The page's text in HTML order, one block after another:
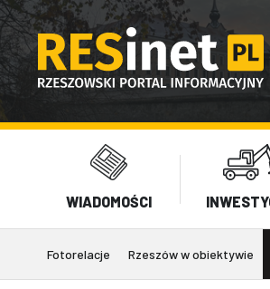
WIADOMOŚCI
Fotorelacje Rzeszów w obiektywie